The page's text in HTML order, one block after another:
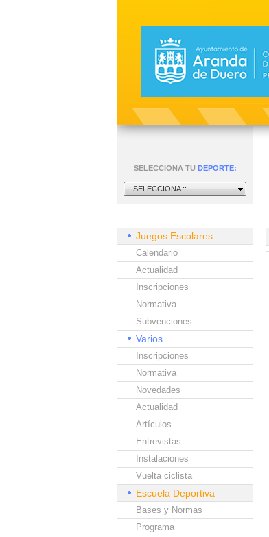
SELECCIONA TU DEPORTE:
:: SELECCIONA ::
Juegos Escolares
Calendario
Actualidad
Inscripciones
Normativa
Subvenciones
Varios
Inscripciones
Normativa
Novedades
Actualidad
Artículos
Entrevistas
Instalaciones
Vuelta ciclista
Escuela Deportiva
Bases y Normas
Programa